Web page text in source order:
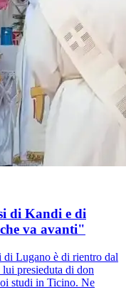
di Kandi e di
va avanti"
Lugano è di rientro dal
presieduta di don
studi in Ticino. Ne